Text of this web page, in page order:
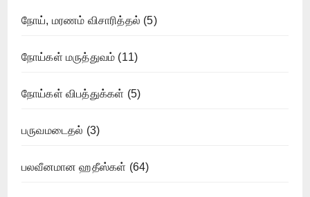
நோய், மரணம் விசாரித்தல் (5)
நோய்கள் மருத்துவம் (11)
நோய்கள் விபத்துக்கள் (5)
பருவமடைதல் (3)
பலவீனமான ஹதீஸ்கள் (64)